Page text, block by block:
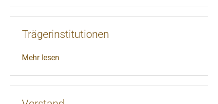
Trägerinstitutionen
Mehr lesen